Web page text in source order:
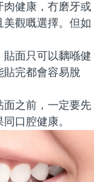
肉健康，冇磨牙或
觀嘅選擇。但如
面只可以黐喺健
貼完都會容易脫
之前，一定要先
口腔健康。